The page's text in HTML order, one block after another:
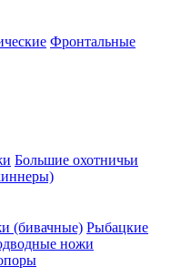
Фронтальные
Большие охотничьи
(бивачные) Рыбацкие
ножи